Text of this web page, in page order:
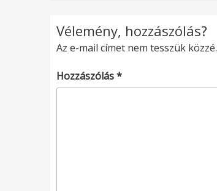
Vélemény, hozzászólás?
Az e-mail címet nem tesszük közzé.
Hozzászólás*